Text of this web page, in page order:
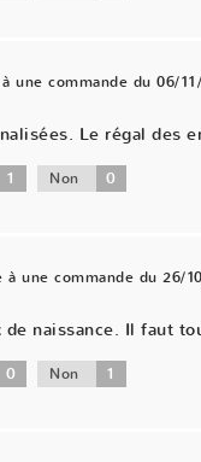
une commande du 06/
Le régal des
1 Non 0
à une commande du 26/
de naissance. Il faut
0 Non 1